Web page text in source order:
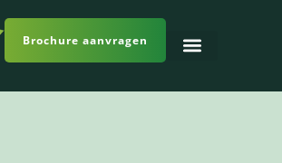
Brochure aanvragen